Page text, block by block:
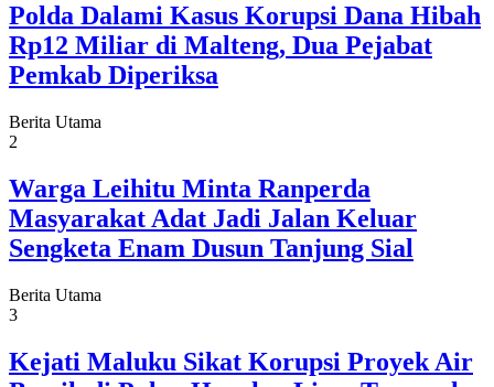
Polda Dalami Kasus Korupsi Dana Hibah
Rp12 Miliar di Malteng, Dua Pejabat
Pemkab Diperiksa
Berita Utama
2
Warga Leihitu Minta Ranperda
Masyarakat Adat Jadi Jalan Keluar
Sengketa Enam Dusun Tanjung Sial
Berita Utama
3
Kejati Maluku Sikat Korupsi Proyek Air